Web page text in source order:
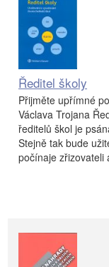
Ředitel školy
Přijměte upřímné
Václava Trojana
ředitelů škol je
Stejně tak bude
počínaje zřizovateli